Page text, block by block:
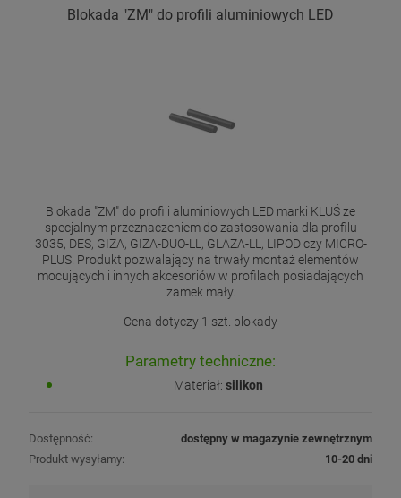
Blokada "ZM" do profili aluminiowych LED
Blokada "ZM" do profili aluminiowych LED marki KLUŚ ze
specjalnym przeznaczeniem do zastosowania dla profilu
3035, DES, GIZA, GIZA-DUO-LL, GLAZA-LL, LIPOD czy MICRO-
PLUS. Produkt pozwalający na trwały montaż elementów
mocujących i innych akcesoriów w profilach posiadających
zamek mały.
Cena dotyczy 1 szt. blokady
Parametry techniczne:
Materiał: silikon
Dostępność:
dostępny w magazynie zewnętrznym
Produkt wysyłamy:
10-20 dni